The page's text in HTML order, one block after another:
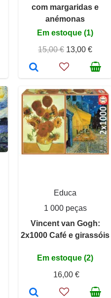
com margaridas e
anémonas
Em estoque (1)
15,00 € 13,00 €
Educa
1 000 peças
Vincent van Gogh:
2x1000 Café e girassóis
Em estoque (2)
16,00 €